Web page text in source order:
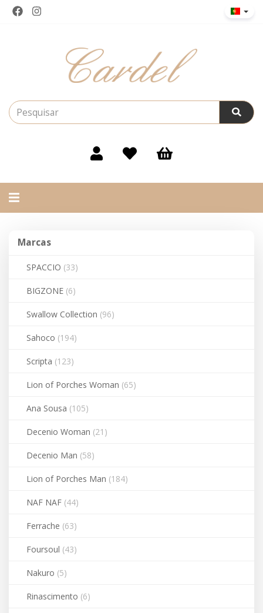
Alternar
Marcas
SPACCIO (33)
BIGZONE (6)
Swallow Collection (96)
Sahoco (194)
Scripta (123)
Lion of Porches Woman (65)
Ana Sousa (105)
Decenio Woman (21)
Decenio Man (58)
Lion of Porches Man (184)
NAF NAF (44)
Ferrache (63)
Foursoul (43)
Nakuro (5)
Rinascimento (6)